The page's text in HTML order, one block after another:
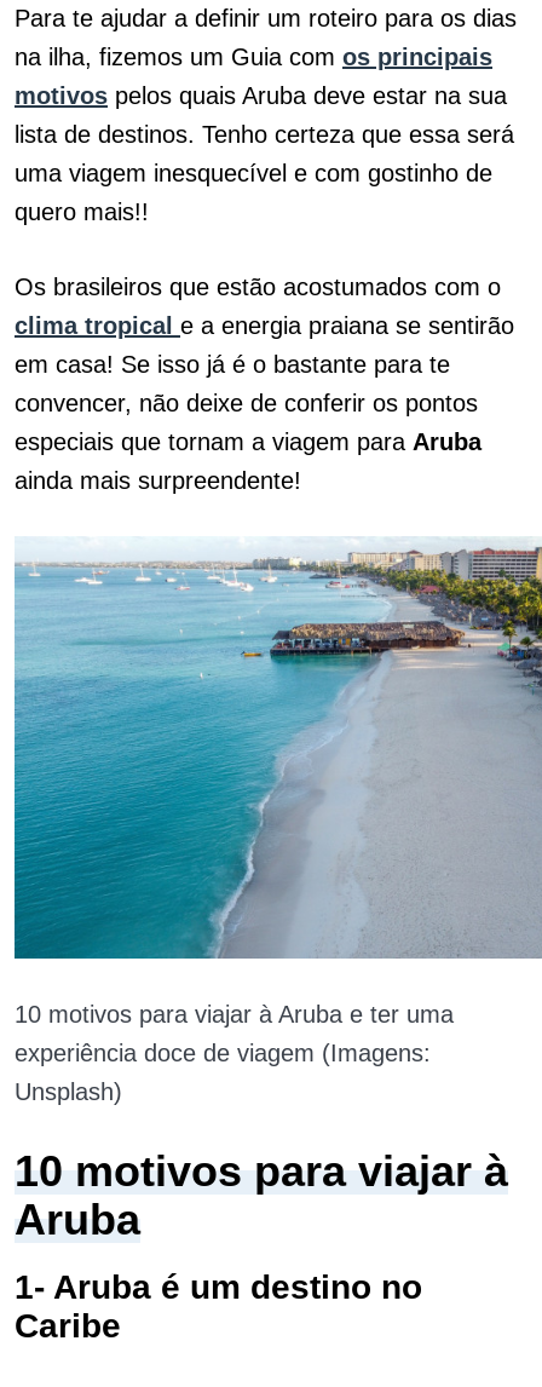
Para te ajudar a definir um roteiro para os dias
na ilha, fizemos um Guia com os principais
motivos pelos quais Aruba deve estar na sua
lista de destinos. Tenho certeza que essa será
uma viagem inesquecível e com gostinho de
quero mais!!
Os brasileiros que estão acostumados com o
clima tropical e a energia praiana se sentirão
em casa! Se isso já é o bastante para te
convencer, não deixe de conferir os pontos
especiais que tornam a viagem para Aruba
ainda mais surpreendente!
10 motivos para viajar à Aruba e ter uma
experiência doce de viagem (Imagens:
Unsplash)
10 motivos para viajar à
Aruba
1- Aruba é um destino no
Caribe